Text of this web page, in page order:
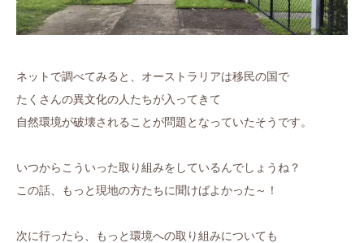
ネットで調べてみると、オーストラリアは移民の国で
たくさんの異文化の人たちが入ってきて
自然環境が破壊されることが問題となっていたそうです。
いつからこういった取り組みをしているんでしょうね？
この話、もっと現地の方たちに聞けばよかった～！
次に行ったら、もっと環境への取り組みについても